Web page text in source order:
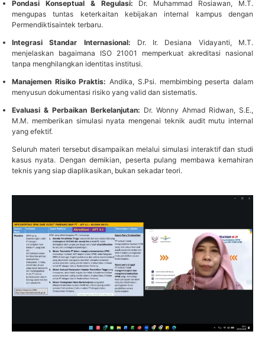
Pondasi Konseptual & Regulasi: Dr. Muhammad Rosiawan, M.T.
mengupas tuntas keterkaitan kebijakan internal kampus dengan
Permendiktisaintek terbaru.
Integrasi Standar Internasional: Dr. Ir. Desiana Vidayanti, M.T.
menjelaskan bagaimana ISO 21001 memperkuat akreditasi nasional
tanpa menghilangkan identitas institusi.
Manajemen Risiko Praktis: Andika, S.Psi. membimbing peserta dalam
menyusun dokumentasi risiko yang valid dan sistematis.
Evaluasi & Perbaikan Berkelanjutan: Dr. Wonny Ahmad Ridwan, S.E.,
M.M. memberikan simulasi nyata mengenai teknik audit mutu internal
yang efektif.
Seluruh materi tersebut disampaikan melalui simulasi interaktif dan studi
kasus nyata. Dengan demikian, peserta pulang membawa kemahiran
teknis yang siap diaplikasikan, bukan sekadar teori.